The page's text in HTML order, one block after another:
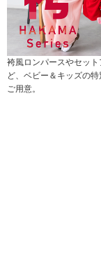
袴風ロンパースやセット
ど、ベビー＆キッズの
ご用意。